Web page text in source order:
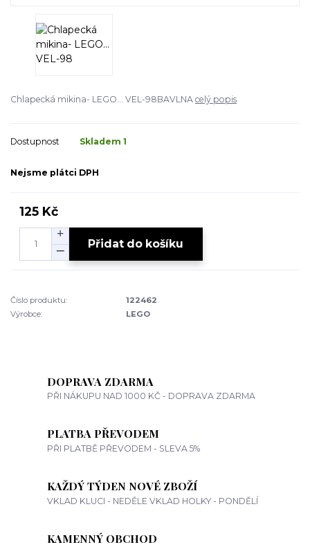
Chlapecká mikina- LEGO... VEL-98BAVLNA celý popis
Dostupnost Skladem 1
Nejsme plátci DPH
125 Kč
Přidat do košíku
Číslo produktu:
122462
Výrobce:
LEGO
DOPRAVA ZDARMA
PŘI NÁKUPU NAD 1000 KČ - DOPRAVA ZDARMA
PLATBA PŘEVODEM
PŘI PLATBĚ PŘEVODEM - SLEVA 5%
KAŽDÝ TÝDEN NOVÉ ZBOŽÍ
VKLAD KLUCI - NEDĚLE VKLAD HOLKY - PONDĚLÍ
KAMENNÝ OBCHOD